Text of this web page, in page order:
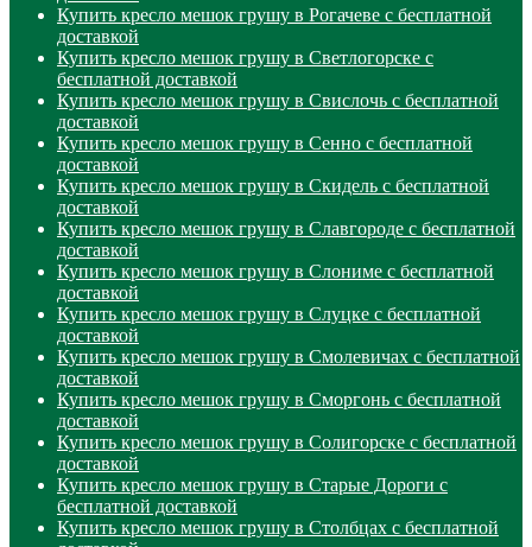
Купить кресло мешок грушу в Рогачеве с бесплатной
доставкой
Купить кресло мешок грушу в Светлогорске с
бесплатной доставкой
Купить кресло мешок грушу в Свислочь с бесплатной
доставкой
Купить кресло мешок грушу в Сенно с бесплатной
доставкой
Купить кресло мешок грушу в Скидель с бесплатной
доставкой
Купить кресло мешок грушу в Славгороде с бесплатной
доставкой
Купить кресло мешок грушу в Слониме с бесплатной
доставкой
Купить кресло мешок грушу в Слуцке с бесплатной
доставкой
Купить кресло мешок грушу в Смолевичах с бесплатной
доставкой
Купить кресло мешок грушу в Сморгонь с бесплатной
доставкой
Купить кресло мешок грушу в Солигорске с бесплатной
доставкой
Купить кресло мешок грушу в Старые Дороги с
бесплатной доставкой
Купить кресло мешок грушу в Столбцах с бесплатной